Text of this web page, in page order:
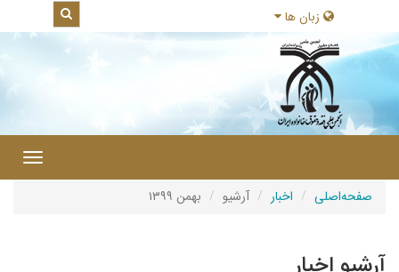
زبان ها
صفحه‌اصلی اخبار آرشیو بهمن ۱۳۹۹